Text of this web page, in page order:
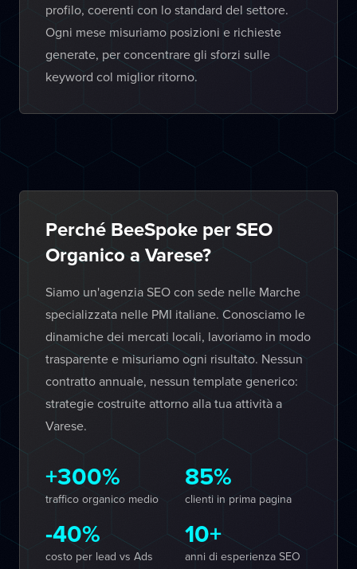
profilo, coerenti con lo standard del settore.
Ogni mese misuriamo posizioni e richieste
generate, per concentrare gli sforzi sulle
keyword col miglior ritorno.
Perché BeeSpoke per SEO
Organico a Varese?
Siamo un'agenzia SEO con sede nelle Marche
specializzata nelle PMI italiane. Conosciamo le
dinamiche dei mercati locali, lavoriamo in modo
trasparente e misuriamo ogni risultato. Nessun
contratto annuale, nessun template generico:
strategie costruite attorno alla tua attività a
Varese.
+300%
traffico organico medio
85%
clienti in prima pagina
-40%
costo per lead vs Ads
10+
anni di esperienza SEO